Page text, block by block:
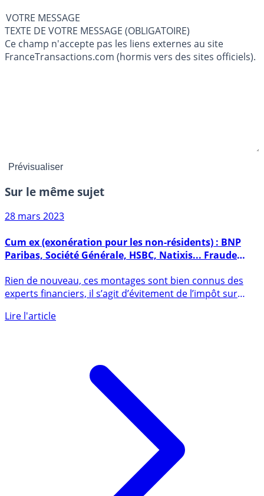
VOTRE MESSAGE
TEXTE DE VOTRE MESSAGE (OBLIGATOIRE)
Ce champ n'accepte pas les liens externes au site
FranceTransactions.com (hormis vers des sites officiels).
Sur le même sujet
28 mars 2023
Paribas, Société Générale, HSBC, Natixis... Fraude
fiscale aggravée
experts financiers, il s’agit d’évitement de l’impôt sur